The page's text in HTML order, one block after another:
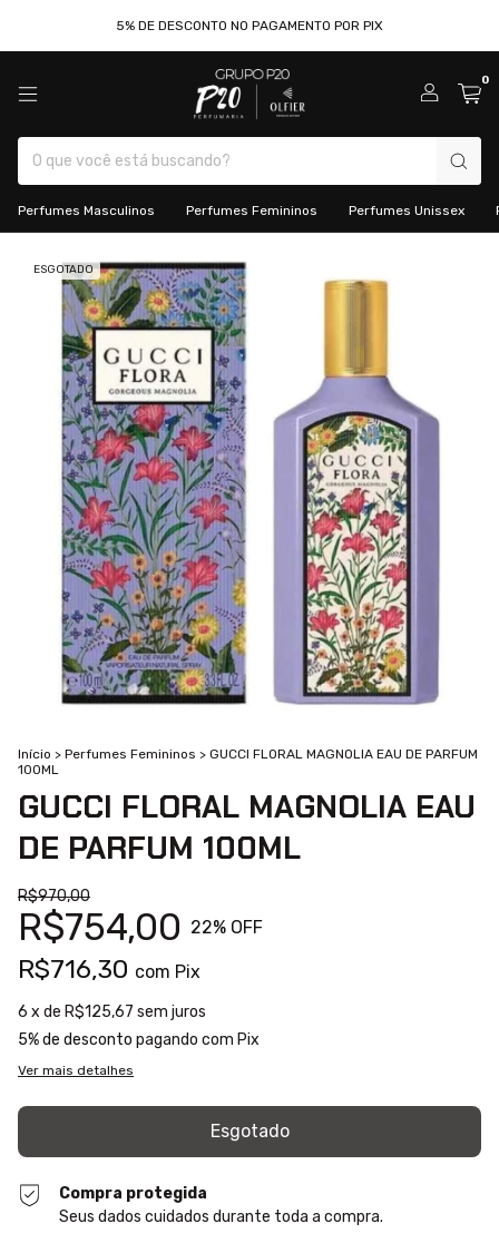
5% DE DESCONTO NO PAGAMENTO POR PIX
0
Perfumes Masculinos Perfumes Femininos Perfumes Unissex
ESGOTADO
Início > Perfumes Femininos > GUCCI FLORAL MAGNOLIA EAU DE PARFUM
100ML
GUCCI FLORAL MAGNOLIA EAU
DE PARFUM 100ML
R$970,00
R$754,00 22% OFF
R$716,30 com Pix
6 x de R$125,67 sem juros
5% de desconto pagando com Pix
Ver mais detalhes
Compra protegida
Seus dados cuidados durante toda a compra.